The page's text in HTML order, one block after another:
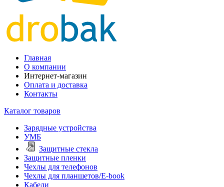
Главная
О компании
Интернет-магазин
Оплата и доставка
Контакты
Каталог товаров
Зарядные устройства
УМБ
Защитные стекла
Защитные пленки
Чехлы для телефонов
Чехлы для планшетов/E-book
Кабели